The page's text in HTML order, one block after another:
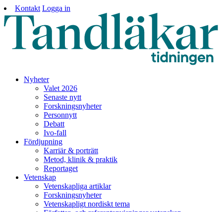
Kontakt Logga in
Nyheter
Valet 2026
Senaste nytt
Forskningsnyheter
Personnytt
Debatt
Ivo-fall
Fördjupning
Karriär & porträtt
Metod, klinik & praktik
Reportaget
Vetenskap
Vetenskapliga artiklar
Forskningsnyheter
Vetenskapligt nordiskt tema